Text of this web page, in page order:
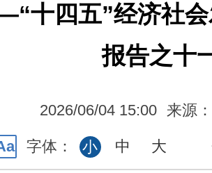
十四五”经济社会
报告之十
2026/06/04 15:00 来源
字体： 小 中 大